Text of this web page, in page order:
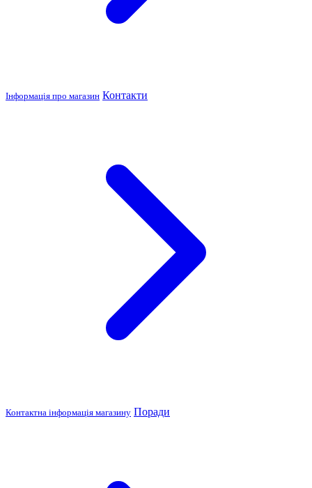
Інформація про магазин Контакти
Контактна інформація магазину Поради